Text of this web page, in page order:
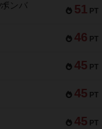
51 PT
ンバ
46 PT
45 PT
45 PT
45 PT